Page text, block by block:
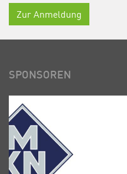
Zur Anmeldung
SPONSOREN